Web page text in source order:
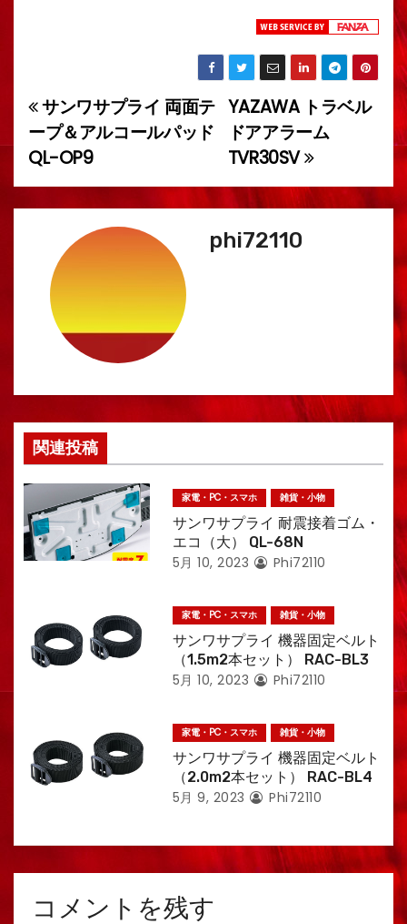
投
稿
ナ
ゲ
ー
ン
YAZAWA トラベル
ドアアラーム
TVR30SV
サンワサプライ 両面テ
ープ＆アルコールパッド
QL-OP9
phi72110
関連投稿
家電・PC・スマホ 雑貨・小物
サンワサプライ 耐震接着ゴム・
エコ（大） QL-68N
5月 10, 2023 Phi72110
家電・PC・スマホ 雑貨・小物
サンワサプライ 機器固定ベルト
（1.5m2本セット） RAC-BL3
5月 10, 2023 Phi72110
家電・PC・スマホ 雑貨・小物
サンワサプライ 機器固定ベルト
（2.0m2本セット） RAC-BL4
5月 9, 2023 Phi72110
コメントを残す